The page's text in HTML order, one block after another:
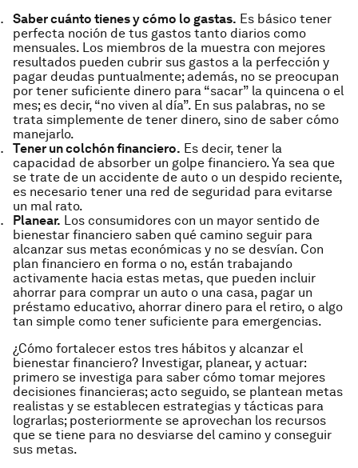
Saber cuánto tienes y cómo lo gastas. Es básico tener
perfecta noción de tus gastos tanto diarios como
mensuales. Los miembros de la muestra con mejores
resultados pueden cubrir sus gastos a la perfección y
pagar deudas puntualmente; además, no se preocupan
por tener suficiente dinero para “sacar” la quincena o el
mes; es decir, “no viven al día”. En sus palabras, no se
trata simplemente de tener dinero, sino de saber cómo
manejarlo.
Tener un colchón financiero. Es decir, tener la
capacidad de absorber un golpe financiero. Ya sea que
se trate de un accidente de auto o un despido reciente,
es necesario tener una red de seguridad para evitarse
un mal rato.
Planear. Los consumidores con un mayor sentido de
bienestar financiero saben qué camino seguir para
alcanzar sus metas económicas y no se desvían. Con
plan financiero en forma o no, están trabajando
activamente hacia estas metas, que pueden incluir
ahorrar para comprar un auto o una casa, pagar un
préstamo educativo, ahorrar dinero para el retiro, o algo
tan simple como tener suficiente para emergencias.
¿Cómo fortalecer estos tres hábitos y alcanzar el
bienestar financiero? Investigar, planear, y actuar:
primero se investiga para saber cómo tomar mejores
decisiones financieras; acto seguido, se plantean metas
realistas y se establecen estrategias y tácticas para
lograrlas; posteriormente se aprovechan los recursos
que se tiene para no desviarse del camino y conseguir
sus metas.